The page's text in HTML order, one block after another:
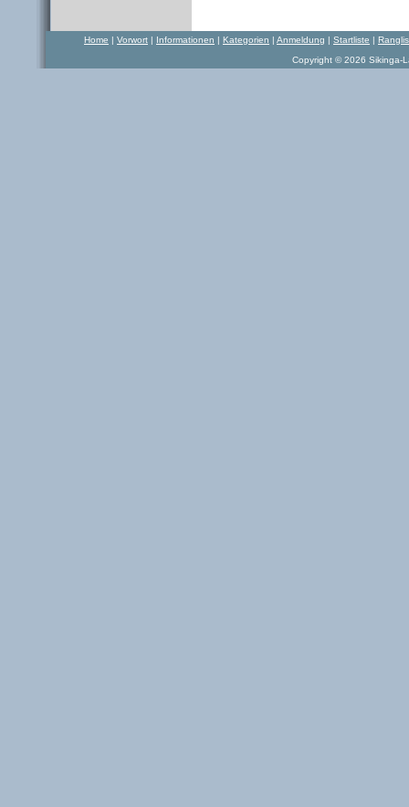
Home | Vorwort | Informationen | Kategorien | Anmeldung | Startliste |
Copyright © 2026 Sikinga-